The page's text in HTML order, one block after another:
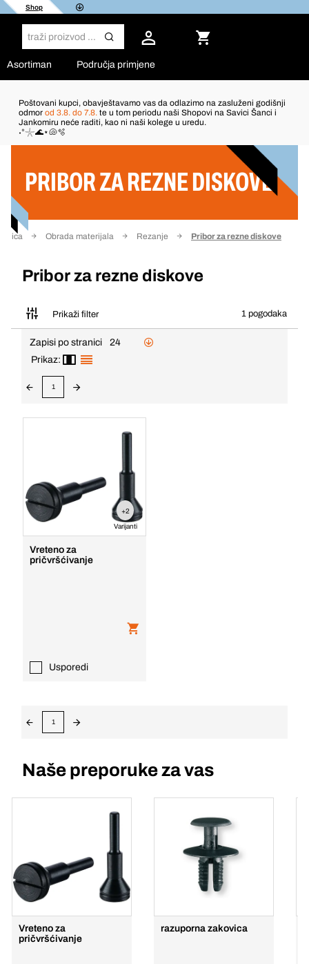
Shop
Asortiman Područja primjene
Poštovani kupci, obavještavamo vas da odlazimo na zasluženi godišnji
odmor od 3.8. do 7.8. te u tom periodu naši Shopovi na Savici Šanci i
Jankomiru neće raditi, kao ni naši kolege u uredu.
˖°𓇼🌊⋆🐚🫧
PRIBOR ZA REZNE DISKOVE
Obrada materijala Rezanje Pribor za rezne diskove
Pribor za rezne diskove
Prikaži filter 1 pogodaka
Filter
Zapisi po stranici
24
Prikaz:
1
+2
Varijanti
Vreteno za
pričvršćivanje
Usporedi
1
Naše preporuke za vas
Vreteno za
pričvršćivanje
razuporna zakovica